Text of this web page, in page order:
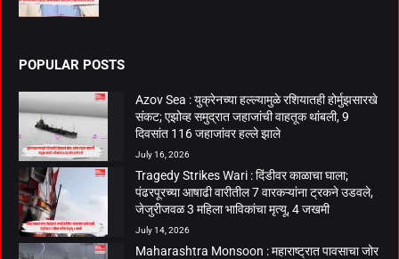
POPULAR POSTS
Azov Sea : युक्रेनच्या हल्ल्यामुळे रशियातही होर्मुझसारखे
संकट; एझोव्ह समुद्रात जहाजांची वाहतूक थांबली, 9
दिवसांत 116 जहाजांवर हल्ले झाले
July 16, 2026
Tragedy Strikes Wari : दिंडीवर काळाचा घाला;
पंढरपूरच्या आषाढी वारीतील 7 वारकऱ्यांना ट्रकने उडवले,
जेजुरीजवळ 3 महिला भाविकांचा मृत्यू, 4 जखमी
July 14, 2026
Maharashtra Monsoon : महाराष्ट्रात पावसाचा जोर